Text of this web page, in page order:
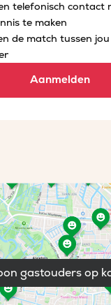
telefonisch contact
te maken
de match tussen
Aanmelden
gastouders op